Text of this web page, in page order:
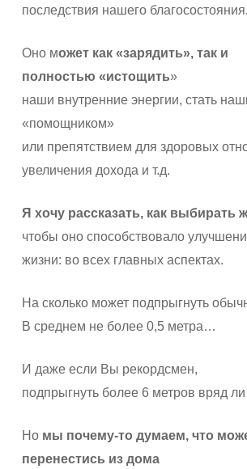
последствия нашего благосостояния
Оно может как «зарядить», так и
полностью «истощить»
наши внутренние энергии, стать
«помощником»
или препятствием для здоровых
увеличения дохода и т.д.
Я хочу рассказать, как выбирать
чтобы оно способствовало
жизни: во всех главных аспектах.
На сколько может подпрыгнуть
В среднем не более 0,5 метра…
И даже если Вы рекордсмен,
подпрыгнуть более 6 метров вряд ли
Но мы почему-то думаем, что
перенестись из дома